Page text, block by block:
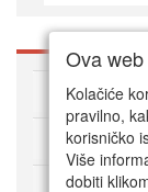
O DVD Zoni
Kako
Korisnički
Ova
Kolačiće
pravilno,
korisničko
Više
dobiti